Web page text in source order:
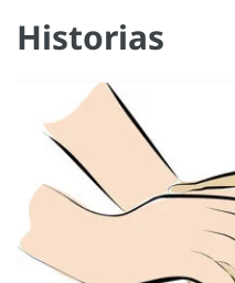
Historias